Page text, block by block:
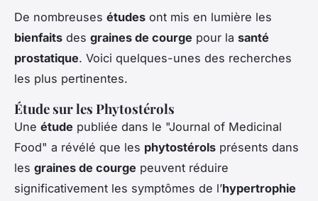
De nombreuses études ont mis en lumière les
bienfaits des graines de courge pour la santé
prostatique. Voici quelques-unes des recherches
les plus pertinentes.
Étude sur les Phytostérols
Une étude publiée dans le "Journal of Medicinal
Food" a révélé que les phytostérols présents dans
les graines de courge peuvent réduire
significativement les symptômes de l’hypertrophie